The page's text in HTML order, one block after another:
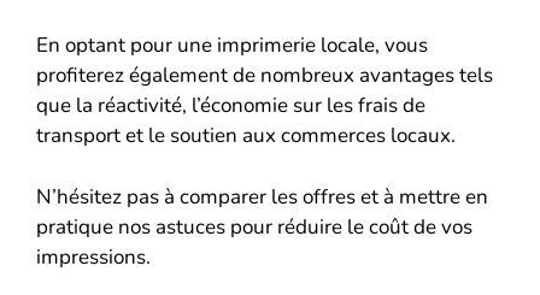
En optant pour une imprimerie locale, vous
profiterez également de nombreux avantages tels
que la réactivité, l’économie sur les frais de
transport et le soutien aux commerces locaux.
N’hésitez pas à comparer les offres et à mettre en
pratique nos astuces pour réduire le coût de vos
impressions.